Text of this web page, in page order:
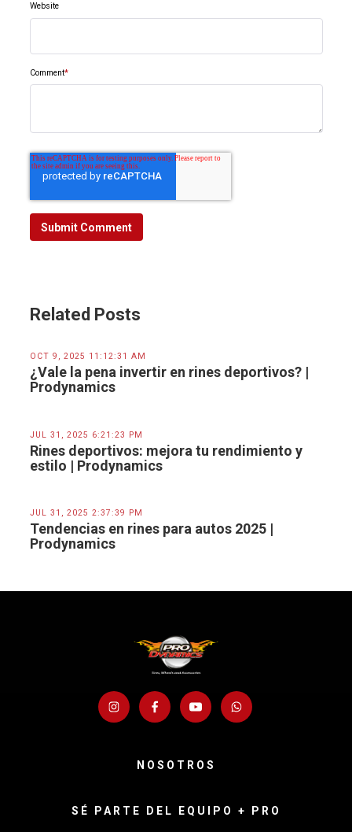
Website
Comment*
Related Posts
OCT 9, 2025 11:12:31 AM
¿Vale la pena invertir en rines deportivos? |
Prodynamics
JUL 31, 2025 6:21:23 PM
Rines deportivos: mejora tu rendimiento y
estilo | Prodynamics
JUL 31, 2025 2:37:39 PM
Tendencias en rines para autos 2025 |
Prodynamics
NOSOTROS
SÉ PARTE DEL EQUIPO + PRO